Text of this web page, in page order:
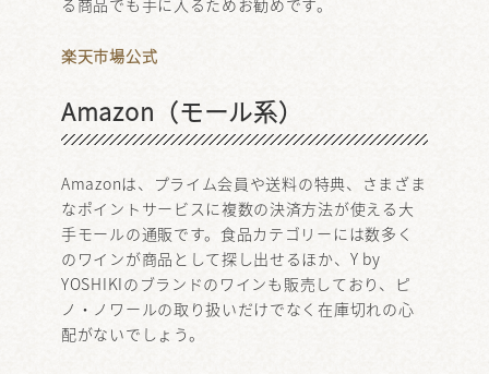
楽天市場公式
Amazon（モール系）
Amazonは、プライム会員や送料の特典、さまざま
なポイントサービスに複数の決済方法が使える大
手モールの通販です。食品カテゴリーには数多く
のワインが商品として探し出せるほか、Y by
YOSHIKIのブランドのワインも販売しており、ピ
ノ・ノワールの取り扱いだけでなく在庫切れの心
配がないでしょう。